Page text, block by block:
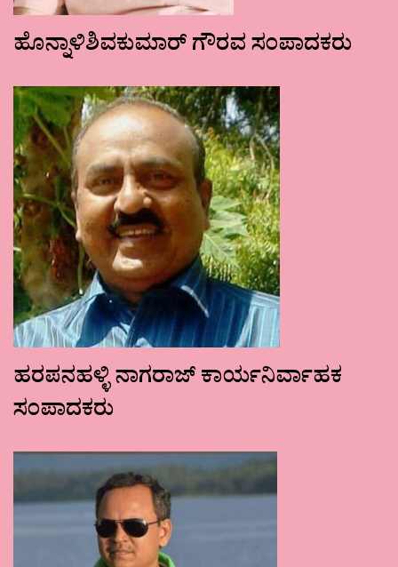
ಹೊನ್ನಾಳಿಶಿವಕುಮಾರ್ ಗೌರವ ಸಂಪಾದಕರು
ಹರಪನಹಳ್ಳಿ ನಾಗರಾಜ್ ಕಾರ್ಯನಿರ್ವಾಹಕ
ಸಂಪಾದಕರು